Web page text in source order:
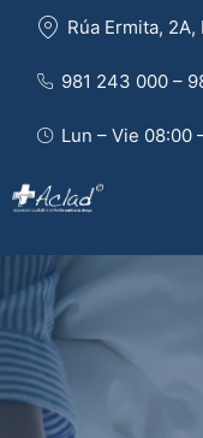
Rúa Ermita,
981 243 000 –
Lun – Vie 08:00